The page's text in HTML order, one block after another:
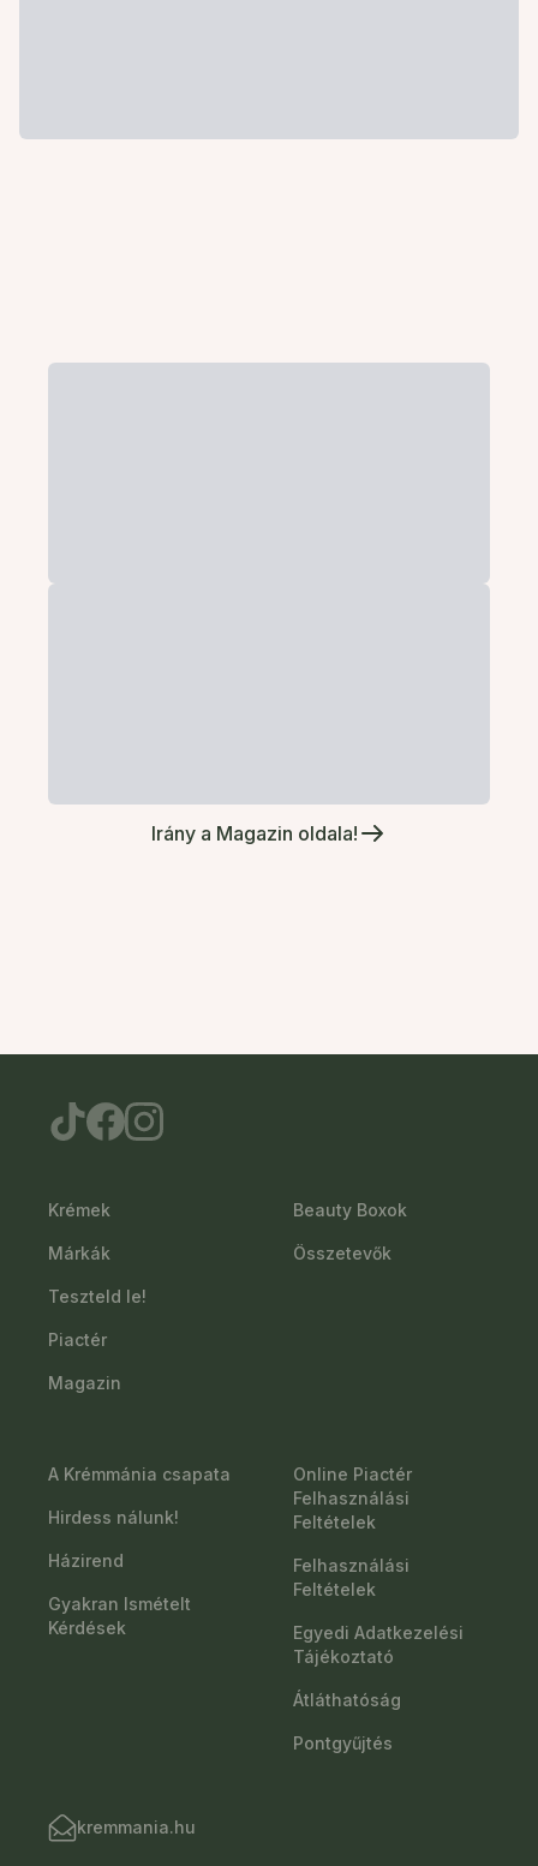
Irány a Magazin oldala!
Krémek
Márkák
Teszteld le!
Piactér
Magazin
Beauty Boxok
Összetevők
A Krémmánia csapata
Hirdess nálunk!
Házirend
Gyakran Ismételt
Kérdések
Online Piactér
Felhasználási
Feltételek
Felhasználási
Feltételek
Egyedi Adatkezelési
Tájékoztató
Átláthatóság
Pontgyűjtés
kremmania.hu